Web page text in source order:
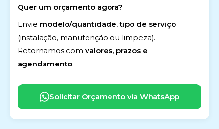
Quer um orçamento agora?
Envie modelo/quantidade,tipo de serviço
(instalação, manutenção ou limpeza).
Retornamos com valores, prazos e
agendamento.
Solicitar Orçamento via WhatsApp